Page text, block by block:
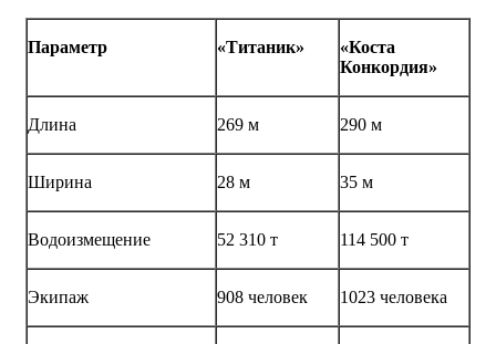
Параметр «Титаник»
«Коста
Конкордия»
Длина 269 м 290 м
Ширина 28 м 35 м
Водоизмещение 52 310 т 114 500 т
Экипаж 908 человек 1023 человека